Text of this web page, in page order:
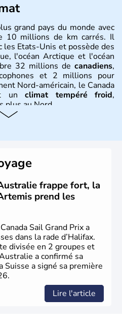
grand pays du monde avec
10 millions de km carrés. Il
les Etats-Unis et possède des
l'océan Arctique et l'océan
32 millions de canadiens,
et 2 millions pour
Nord-américain, le Canada
unclimat tempéré froid,
plus au Nord.
le Canada passe ensuite
L'indépendance du
d'un long processus qui s'est
autochtone des Inuits,
n'est découvert qu'au début
expédition dans le Grand
frappe fort, la
prend les
Sail Grand Prix a
dans la rade d’Halifax.
divisée en 2 groupes et
a confirmé sa
Suisse a signé sa première
Lire l'article